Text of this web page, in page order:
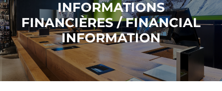
INFORMATIONS
FINANCIÈRES / FINANCIAL
INFORMATION